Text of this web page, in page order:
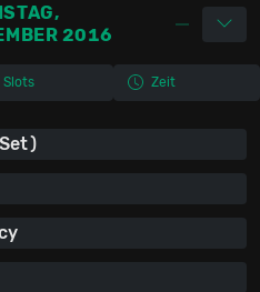
2016
Slots Zeit